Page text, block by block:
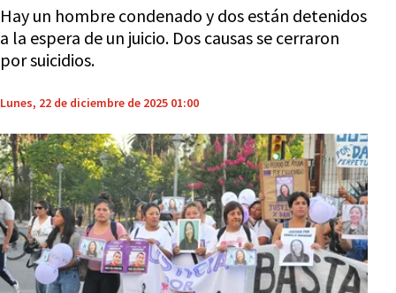
Hay un hombre condenado y dos están detenidos
a la espera de un juicio. Dos causas se cerraron
por suicidios.
Lunes, 22 de diciembre de 2025 01:00